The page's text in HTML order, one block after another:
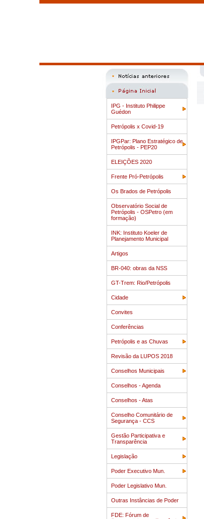
IPG - Instituto Philippe
Guédon
Petrópolis x Covid-19
IPGPar: Plano Estratégico de
Petrópolis - PEP20
ELEIÇÕES 2020
Frente Pró-Petrópolis
Os Brados de Petrópolis
Observatório Social de
Petrópolis - OSPetro (em
formação)
INK: Instituto Koeler de
Planejamento Municipal
Artigos
BR-040: obras da NSS
GT-Trem: Rio/Petrópolis
Cidade
Convites
Conferências
Petrópolis e as Chuvas
Revisão da LUPOS 2018
Conselhos Municipais
Conselhos - Agenda
Conselhos - Atas
Conselho Comunitário de
Segurança - CCS
Gestão Participativa e
Transparência
Legislação
Poder Executivo Mun.
Poder Legislativo Mun.
Outras Instâncias de Poder
FDE: Fórum de